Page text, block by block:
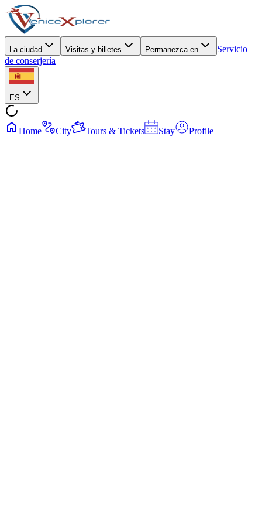
La ciudad Visitas y billetes Permanezca en
Servicio
de conserjería
ES
Home City Tours & Tickets Stay Profile